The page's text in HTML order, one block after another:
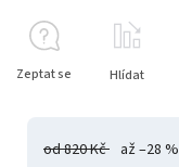
od 820 Kč až –28 %
Zeptat se Hlídat